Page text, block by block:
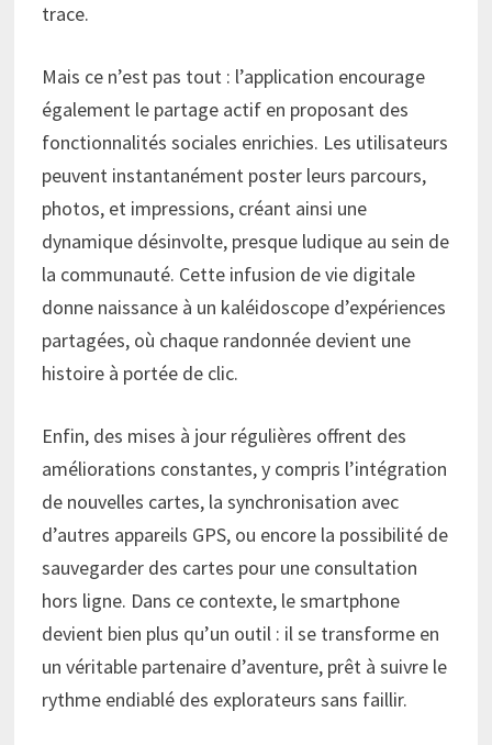
trace.
Mais ce n’est pas tout : l’application encourage
également le partage actif en proposant des
fonctionnalités sociales enrichies. Les utilisateurs
peuvent instantanément poster leurs parcours,
photos, et impressions, créant ainsi une
dynamique désinvolte, presque ludique au sein de
la communauté. Cette infusion de vie digitale
donne naissance à un kaléidoscope d’expériences
partagées, où chaque randonnée devient une
histoire à portée de clic.
Enfin, des mises à jour régulières offrent des
améliorations constantes, y compris l’intégration
de nouvelles cartes, la synchronisation avec
d’autres appareils GPS, ou encore la possibilité de
sauvegarder des cartes pour une consultation
hors ligne. Dans ce contexte, le smartphone
devient bien plus qu’un outil : il se transforme en
un véritable partenaire d’aventure, prêt à suivre le
rythme endiablé des explorateurs sans faillir.